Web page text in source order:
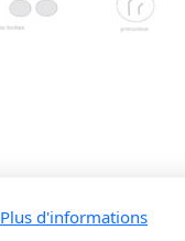
Plus d'informations